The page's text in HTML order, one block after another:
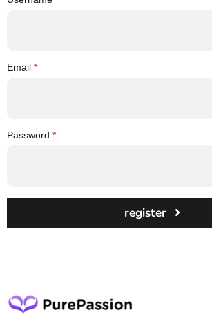
Email *
Password *
register